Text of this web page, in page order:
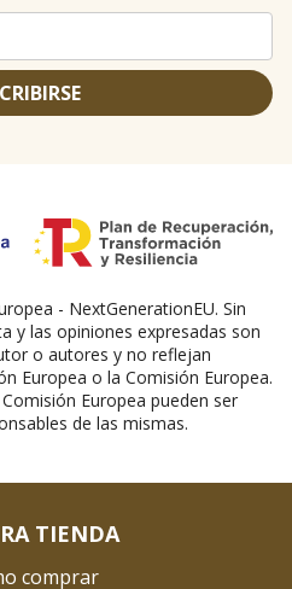
- NextGenerationEU. Sin
y las opiniones expresadas son
o autores y no reflejan
Europea o la Comisión Europea.
Europea pueden ser
de las mismas.
TIENDA
comprar